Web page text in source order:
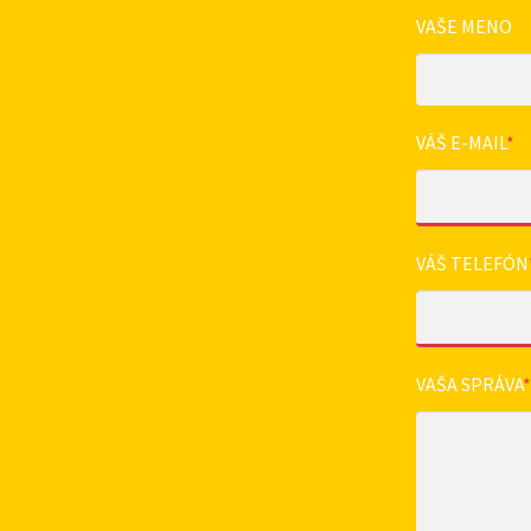
VAŠE MENO
VÁŠ E-MAIL*
VÁŠ TELEFÓN
VAŠA SPRÁVA*